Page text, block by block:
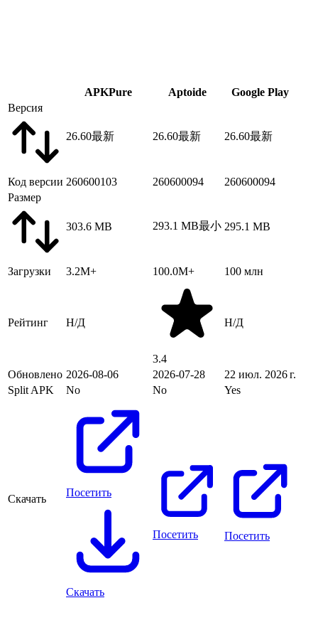
APKPure Aptoide
Google Play
Версия
26.60最新 26.60最新 26.60最新
Код версии 260600103 260600094
260600094
Размер
303.6 MB 293.1 MB最小 295.1 MB
Загрузки 3.2M+ 100.0M+ 100 млн
Рейтинг Н/Д
3.4
Н/Д
Обновлено 2026-08-06 2026-07-28
22 июл. 2026 г.
Split APK
No No Yes
Скачать
Посетить
Скачать
Посетить Посетить